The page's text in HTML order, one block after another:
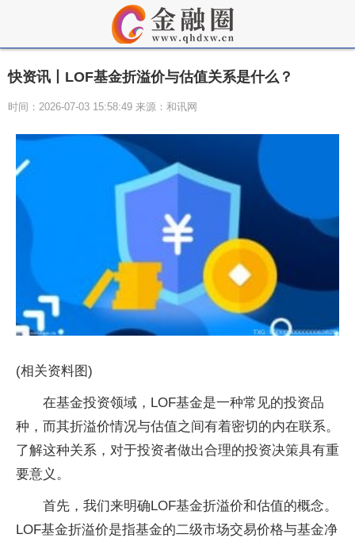
快资讯丨LOF基金折溢价与估值关系是什么？
时间：2026-07-03 15:58:49 来源：和讯网
(相关资料图)
在基金投资领域，LOF基金是一种常见的投资品
种，而其折溢价情况与估值之间有着密切的内在联系。
了解这种关系，对于投资者做出合理的投资决策具有重
要意义。
首先，我们来明确LOF基金折溢价和估值的概念。
LOF基金折溢价是指基金的二级市场交易价格与基金净